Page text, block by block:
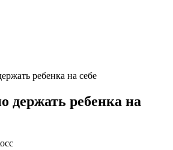
ребенка на себе
держать ребенка на